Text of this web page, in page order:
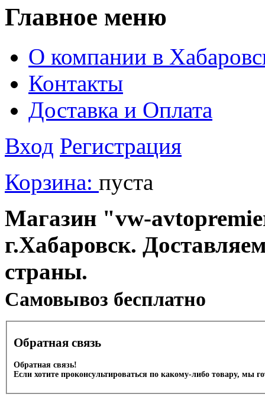
Главное меню
О компании в
Контакты
Доставка и Оплата
Вход Регистрация
Корзина: пуста
Магазин "vw-
г.Хабаровск.
страны.
Cамовывоз бесплатно
Обратная связь
Обратная связь!
Если хотите проконсультироваться по какому-либо товару, мы